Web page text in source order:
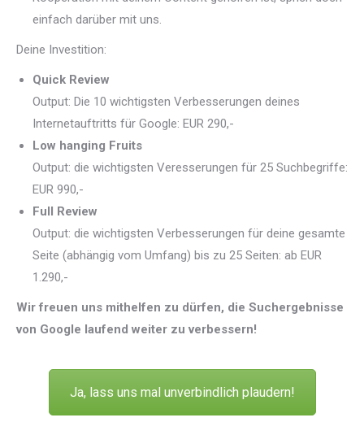
einfach darüber mit uns.
Deine Investition:
Quick Review
Output: Die 10 wichtigsten Verbesserungen deines
Internetauftritts für Google: EUR 290,-
Low hanging Fruits
Output: die wichtigsten Veresserungen für 25 Suchbegriffe:
EUR 990,-
Full Review
Output: die wichtigsten Verbesserungen für deine gesamte
Seite (abhängig vom Umfang) bis zu 25 Seiten: ab EUR
1.290,-
Wir freuen uns mithelfen zu dürfen, die Suchergebnisse
von Google laufend weiter zu verbessern!
Ja, lass uns mal unverbindlich plaudern!